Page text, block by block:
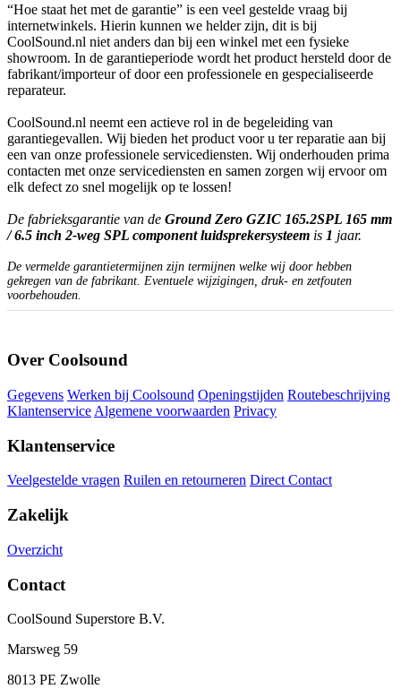
“Hoe staat het met de garantie” is een veel gestelde vraag bij
internetwinkels. Hierin kunnen we helder zijn, dit is bij
CoolSound.nl niet anders dan bij een winkel met een fysieke
showroom. In de garantieperiode wordt het product hersteld door de
fabrikant/importeur of door een professionele en gespecialiseerde
reparateur.
CoolSound.nl neemt een actieve rol in de begeleiding van
garantiegevallen. Wij bieden het product voor u ter reparatie aan bij
een van onze professionele servicediensten. Wij onderhouden prima
contacten met onze servicediensten en samen zorgen wij ervoor om
elk defect zo snel mogelijk op te lossen!
De fabrieksgarantie van de Ground Zero GZIC 165.2SPL 165 mm
/ 6.5 inch 2-weg SPL component luidsprekersysteem is 1 jaar.
De vermelde garantietermijnen zijn termijnen welke wij door hebben
gekregen van de fabrikant. Eventuele wijzigingen, druk- en zetfouten
voorbehouden.
Over Coolsound
Gegevens Werken bij Coolsound Openingstijden Routebeschrijving
Klantenservice Algemene voorwaarden Privacy
Klantenservice
Veelgestelde vragen Ruilen en retourneren Direct Contact
Zakelijk
Overzicht
Contact
CoolSound Superstore B.V.
Marsweg 59
8013 PE Zwolle